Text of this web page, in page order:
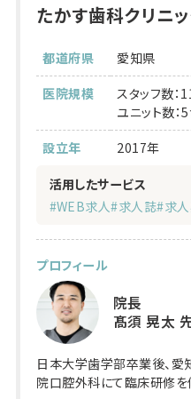
たかす歯科クリニ
都道府県
愛知県
医院規模
スタッフ数：
ユニット数：
設立年
2017年
活用したサービス
#WEB求人#求人誌#求
プロフィール
院長
髙須 晃太
日本大学歯学部卒業後、
院口腔外科にて臨床研修を